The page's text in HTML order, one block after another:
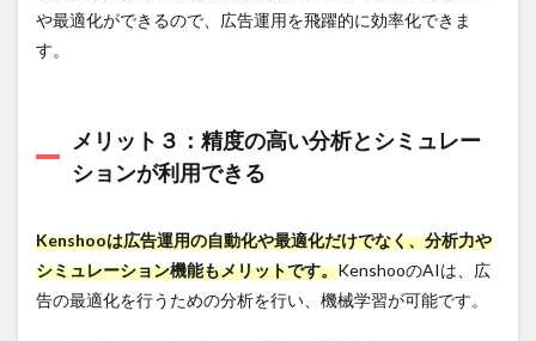
る
広告レポ
ート自動
化ツール
4.3
１.Databeat
4.3.1
や最適化ができるので、広告運用を飛躍的に効率化できま
す。
メリット３：精度の高い分析とシミュレー
ションが利用できる
Kenshooは広告運用の自動化や最適化だけでなく、分析力や
シミュレーション機能もメリットです。KenshooのAIは、広
告の最適化を行うための分析を行い、機械学習が可能です。